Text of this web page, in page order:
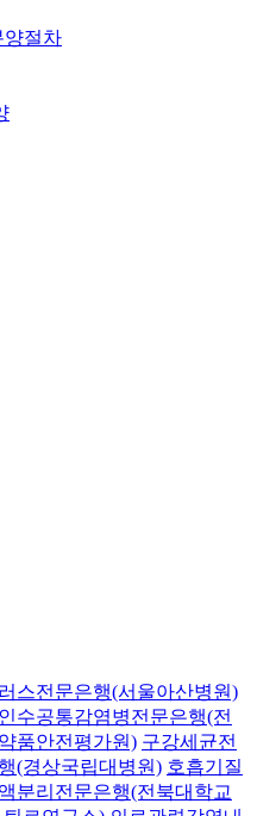
양절차
스전문은행(서울아산병원)
인수공통감염병전문은행(전
품안전평가원) 구강세균전
(경상국립대병원) 호흡기질
분리전문은행(전북대학교